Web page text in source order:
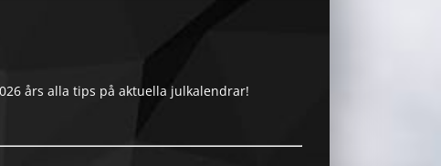
års alla tips på aktuella julkalendrar!